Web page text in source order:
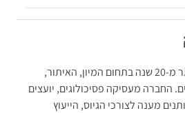
למכון תימה ניסיון של יותר מ-20 שנה בתחום המיון, האיתור,
החברה מעסיקה פסיכולוגים, יועצים
מענה לצורכי הגיוס, הייעוץ